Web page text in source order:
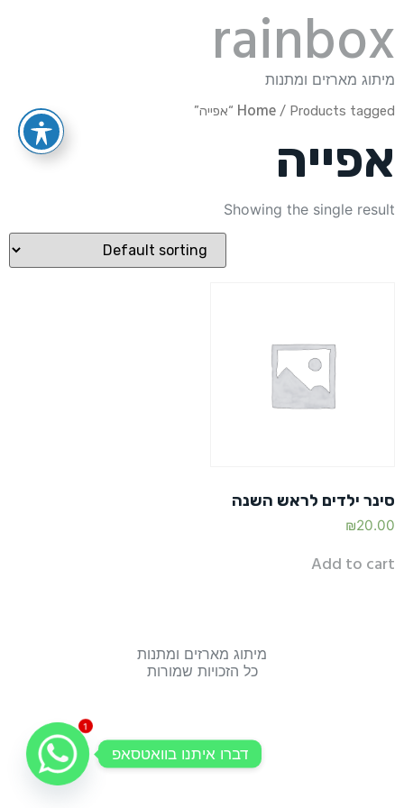
rainbox
מיתוג מארזים ומתנות
Home / Products tagged “אפייה”
אפייה
Showing the single result
סינר ילדים לראש השנה
₪20.00
Add to cart
מיתוג מארזים ומתנות
כל הזכויות שמורות
1
דברו איתנו בוואטסאפ